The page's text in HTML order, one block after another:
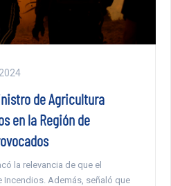
de Agricultura
en la Región de
la relevancia de que el
Incendios. Además, señaló que